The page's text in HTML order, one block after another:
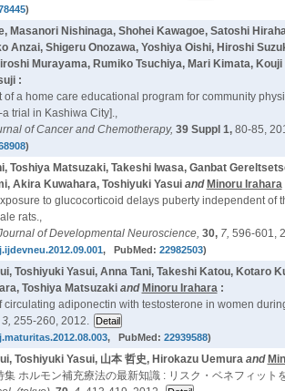
)
Masanori Nishinaga, Shohei Kawagoe, Satoshi
Anzai, Shigeru Onozawa, Yoshiya Oishi, Hiroshi
Murayama, Rumiko Tsuchiya, Mari Kimata,
:
of a home care educational program for community
trial in Kashiwa City].,
of Cancer and Chemotherapy, 39 Suppl 1, 80-85,
)
Toshiya Matsuzaki, Takeshi Iwasa, Ganbat
Akira Kuwahara, Toshiyuki Yasuiand Minoru Irahara
to glucocorticoid delays puberty independent of
rats.,
of Developmental Neuroscience, 30, 7, 596-601,
, PubMed: 22982503)
Toshiyuki Yasui, Anna Tani, Takeshi Katou, Kotaro
Toshiya Matsuzakiand Minoru Irahara:
circulating adiponectin with testosterone in women
3, 255-260, 2012.
, PubMed: 22939588)
Toshiyuki Yasui, 山本 哲史, Hirokazu Uemuraand
集 ホルモン補充療法の最新知識 : リスク・ベネフィット